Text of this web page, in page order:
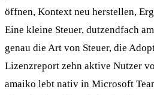
öffnen, Kontext neu herstellen,
Eine kleine Steuer, dutzendfach
genau die Art von Steuer, die
Lizenzreport zehn aktive Nutzer
amaiko lebt nativ in Microsoft